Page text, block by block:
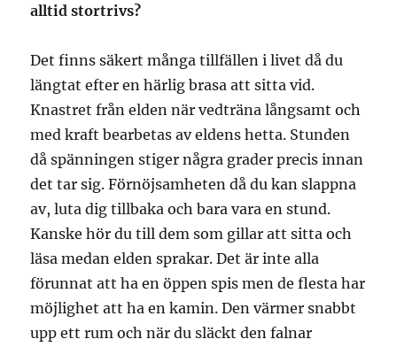
alltid stortrivs?
Det finns säkert många tillfällen i livet då du
längtat efter en härlig brasa att sitta vid.
Knastret från elden när vedträna långsamt och
med kraft bearbetas av eldens hetta. Stunden
då spänningen stiger några grader precis innan
det tar sig. Förnöjsamheten då du kan slappna
av, luta dig tillbaka och bara vara en stund.
Kanske hör du till dem som gillar att sitta och
läsa medan elden sprakar. Det är inte alla
förunnat att ha en öppen spis men de flesta har
möjlighet att ha en kamin. Den värmer snabbt
upp ett rum och när du släckt den falnar